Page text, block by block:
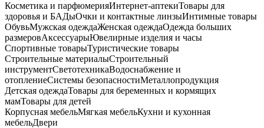
Косметика и парфюмерияИнтернет-аптекиТовары для
здоровья и БАДыОчки и контактные линзыИнтимные товары
ОбувьМужская одеждаЖенская одеждаОдежда больших
размеровАксессуарыЮвелирные изделия и часы
Спортивные товарыТуристические товары
Строительные материалыСтроительный
инструментСветотехникаВодоснабжение и
отоплениеСистемы безопасностиМеталлопродукция
Детская одеждаТовары для беременных и кормящих
мамТовары для детей
Корпусная мебельМягкая мебельКухни и кухонная
мебельДвери